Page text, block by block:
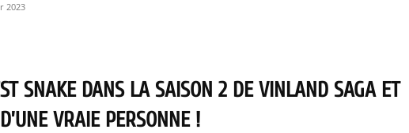
2023
SNAKE DANS LA SAISON 2 DE VINLAND SAGA ET
VRAIE PERSONNE !